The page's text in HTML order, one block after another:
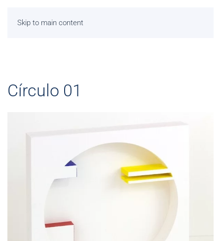
Skip to main content
Círculo 01